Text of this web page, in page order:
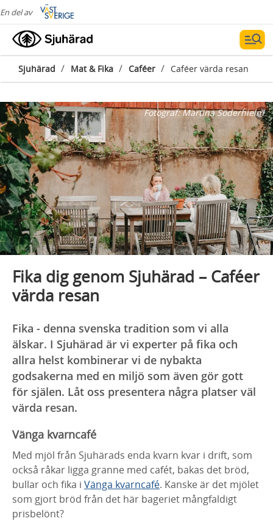
En del av
Sjuhärad / Mat & Fika / Caféer / Caféer värda resan
Fotograf:Martina Söderhielm
Fika dig genom Sjuhärad – Caféer
värda resan
Fika - denna svenska tradition som vi alla
älskar. I Sjuhärad är vi experter på fika och
allra helst kombinerar vi de nybakta
godsakerna med en miljö som även gör gott
för själen. Låt oss presentera några platser väl
värda resan.
Vänga kvarncafé
Med mjöl från Sjuhärads enda kvarn kvar i drift, som
också råkar ligga granne med cafét, bakas det bröd,
bullar och fika i Vänga kvarncafé. Kanske är det mjölet
som gjort bröd från det här bageriet mångfaldigt
prisbelönt?